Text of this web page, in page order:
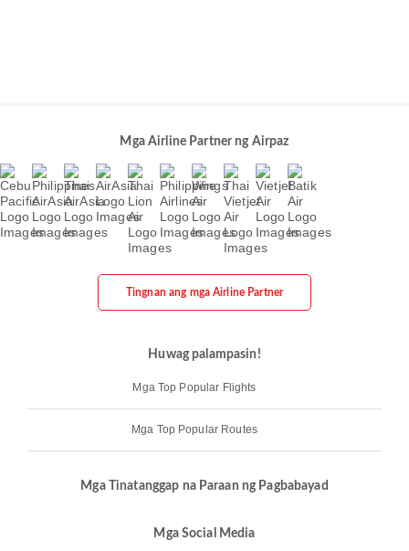
Mga Airline Partner ng Airpaz
Tingnan ang mga Airline Partner
Huwag palampasin!
Mga Top Popular Flights
Mga Top Popular Routes
Mga Tinatanggap na Paraan ng Pagbabayad
Mga Social Media